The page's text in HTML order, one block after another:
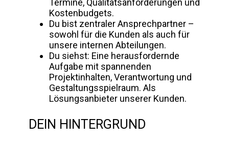
Termine, Qualitätsanforderungen und
Kostenbudgets.
Du bist zentraler Ansprechpartner –
sowohl für die Kunden als auch für
unsere internen Abteilungen.
Du siehst: Eine herausfordernde
Aufgabe mit spannenden
Projektinhalten, Verantwortung und
Gestaltungsspielraum. Als
Lösungsanbieter unserer Kunden.
DEIN HINTERGRUND